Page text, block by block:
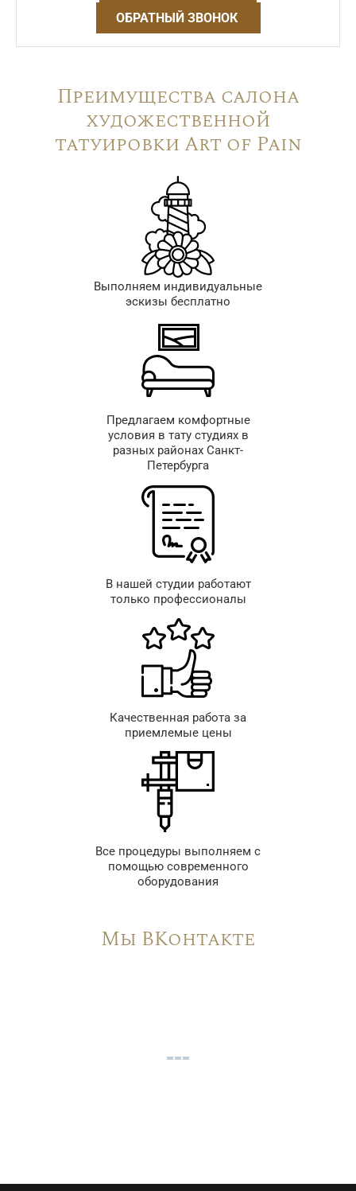
ОБРАТНЫЙ ЗВОНОК
Преимущества салона
художественной
татуировки Art of Pain
Выполняем индивидуальные
эскизы бесплатно
Предлагаем комфортные
условия в тату студиях в
разных районах Санкт-
Петербурга
В нашей студии работают
только профессионалы
Качественная работа за
приемлемые цены
Все процедуры выполняем с
помощью современного
оборудования
Мы ВКонтакте